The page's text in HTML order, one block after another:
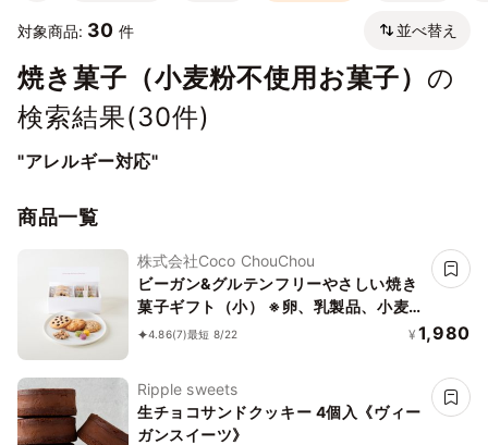
対象商品: 30 件 並べ替え
焼き菓子（小麦粉不使用お菓子） の
検索結果(30件)
"アレルギー対応"
商品一覧
株式会社Coco ChouChou
ビーガン&グルテンフリーやさしい焼き
菓子ギフト（小） ※卵、乳製品、小麦
粉、白砂糖不使用 《ヴィーガンスイー
4.86(7)最短 8/22 ¥ 1,980
Ripple sweets
生チョコサンドクッキー 4個入《ヴィー
ガンスイーツ》